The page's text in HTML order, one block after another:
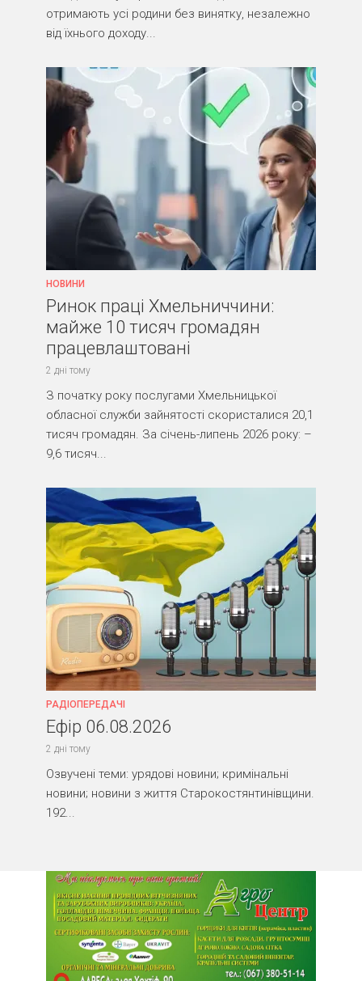
отримають усі родини без винятку, незалежно
від їхнього доходу...
НОВИНИ
Ринок праці Хмельниччини:
майже 10 тисяч громадян
працевлаштовані
2 дні тому
З початку року послугами Хмельницької
обласної служби зайнятості скористалися 20,1
тисяч громадян. За січень-липень 2026 року: –
9,6 тисяч...
РАДІОПЕРЕДАЧІ
Ефір 06.08.2026
2 дні тому
Озвучені теми: урядові новини; кримінальні
новини; новини з життя Старокостянтинівщини.
192...